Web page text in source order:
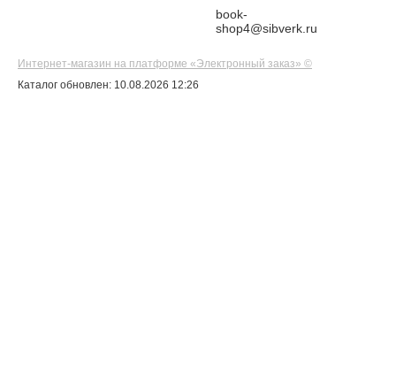
book-
shop4@sibverk.ru
Интернет-магазин на платформе «Электронный заказ» ©
Каталог обновлен: 10.08.2026 12:26